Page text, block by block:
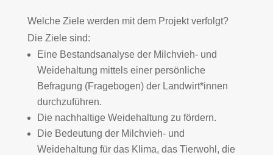
Welche Ziele werden mit dem Projekt verfolgt?
Die Ziele sind:
Eine Bestandsanalyse der Milchvieh- und
Weidehaltung mittels einer persönliche
Befragung (Fragebogen) der Landwirt*innen
durchzuführen.
Die nachhaltige Weidehaltung zu fördern.
Die Bedeutung der Milchvieh- und
Weidehaltung für das Klima, das Tierwohl, die